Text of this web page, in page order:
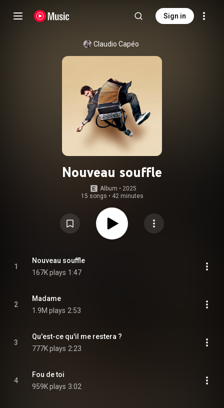
Sign in
Claudio Capéo
Nouveau souffle
Album • 2025
15 songs • 42 minutes
1
Nouveau souffle
167K plays 1:47
2
Madame
1.9M plays 2:53
3
Qu'est-ce qu'il me restera ?
777K plays 2:23
4
Fou de toi
959K plays 3:02